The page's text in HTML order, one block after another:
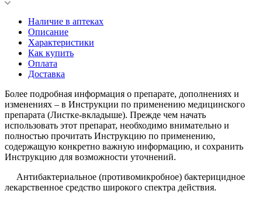
Наличие в аптеках
Описание
Характеристики
Как купить
Оплата
Доставка
Более подробная информация о препарате, дополнениях и
изменениях – в Инструкции по применению медицинского
препарата (Листке-вкладыше). Прежде чем начать
использовать этот препарат, необходимо внимательно и
полностью прочитать Инструкцию по применению,
содержащую конкретно важную информацию, и сохранить
Инструкцию для возможности уточнений.
Антибактериальное (противомикробное) бактерицидное
лекарственное средство широкого спектра действия.